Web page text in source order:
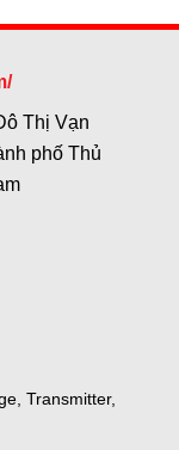
Thị Vạn
phố Thủ
Transmitter,